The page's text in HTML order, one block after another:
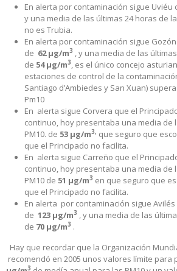
En alerta por contaminación sigue Uviéu
y una media de las últimas 24 horas de
no es Trubia.
En alerta por contaminación sigue
de 62 µg/m3 , y una media de las
de 54 µg/m3, es el único concejo
estaciones de control de la
Santiago d’Ambiedes y San Xuan)
Pm10
En alerta sigue Corvera que el
continuo, hoy presentaba una media de
PM10. de 53 µg/m3, que seguro que
que el Principado no facilita.
En alerta sigue Carreño que el
continuo, hoy presentaba una media de
PM10 de 51 µg/m3 en que seguro que
que el Principado no facilita.
En alerta por contaminación sigue
de 123 µg/m3 , y una media de las
de 70 µg/m3 .
Hay que recordar que la Organización
recomendó en 2005 unos valores límite para
3